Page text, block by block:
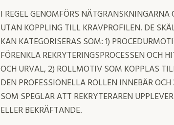
I REGEL GENOMFÖRS
UTAN KOPPLING TILL KRAVPROFILEN. DE
KAN KATEGORISERAS SOM: 1)
FÖRENKLA REKRYTERINGSPROCESSEN OCH
OCH URVAL, 2) ROLLMOTIV SOM KOPPLAS
DEN PROFESSIONELLA ROLLEN INNEBÄR
SOM SPEGLAR ATT REKRYTERAREN
ELLER BEKRÄFTANDE.